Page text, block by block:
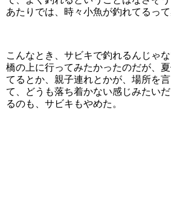
あたりでは、時々小魚が釣れてるって
こんなとき、サビキで釣れるんじゃ
橋の上に行ってみたかったのだが、
てるとか、親子連れとかが、場所を
て、どうも落ち着かない感じみたい
るのも、サビキもやめた。